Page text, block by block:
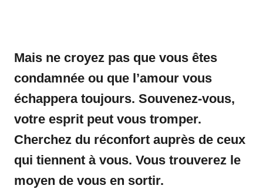
Mais ne croyez pas que vous êtes
condamnée ou que l’amour vous
échappera toujours. Souvenez-vous,
votre esprit peut vous tromper.
Cherchez du réconfort auprès de ceux
qui tiennent à vous. Vous trouverez le
moyen de vous en sortir.